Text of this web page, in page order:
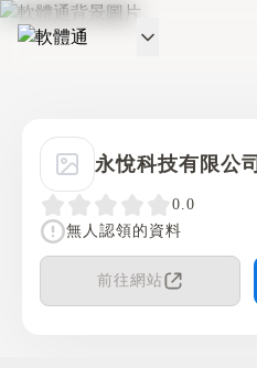
軟體通
永悅科技有限公司
0.0
無人認領的資料
前往網站